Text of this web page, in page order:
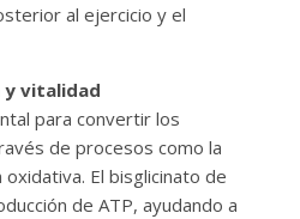
al ejercicio y el
y vitalidad
para convertir los
de procesos como la
El bisglicinato de
de ATP, ayudando a